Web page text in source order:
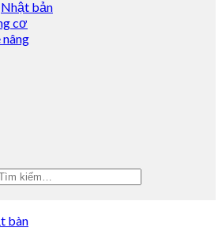
Nhật bản
cơ
nâng
bàn